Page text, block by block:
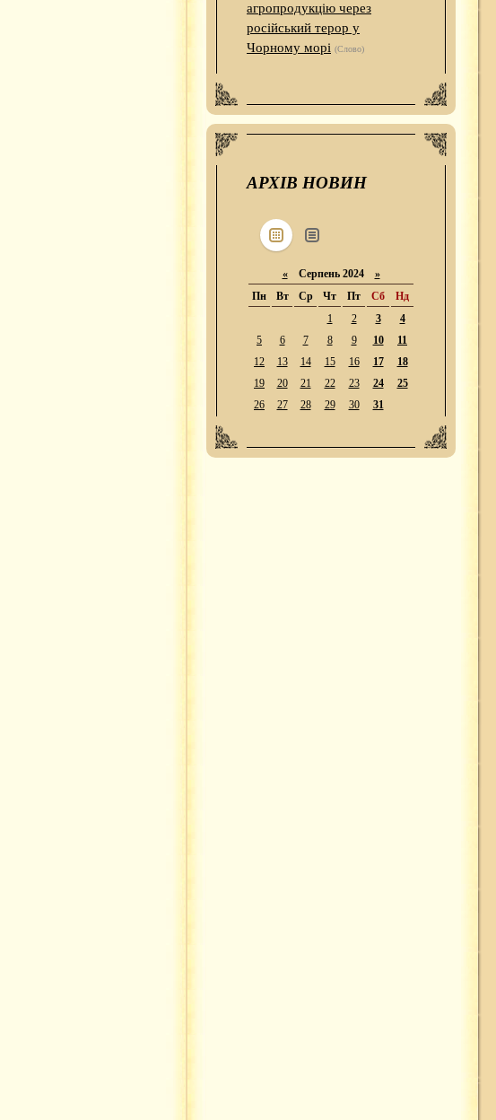
агропродукцію через
російський терор у
Чорному морі (Слово)
АРХІВ НОВИН
«Серпень 2024 »
Пн
Вт Ср Чт Пт Сб
Нд
1
2 3
4
5
6 7 8 9 10
11
12
13 14 15 16 17
18
19
20 21 22 23 24
25
26
27 28 29 30 31